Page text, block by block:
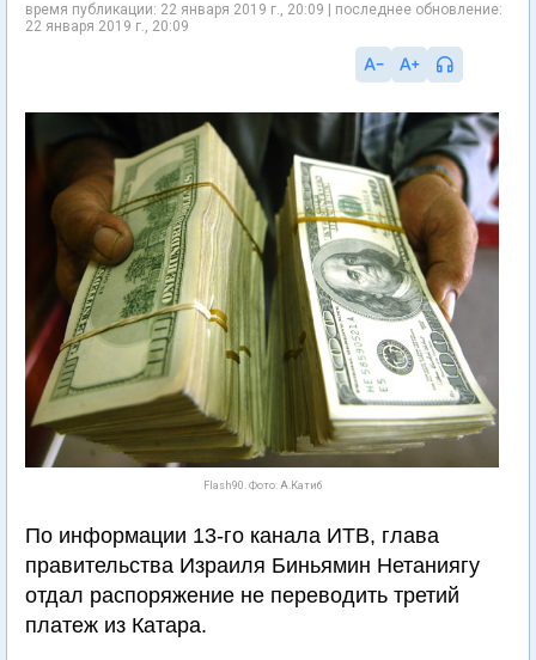
время публикации: 22 января 2019 г., 20:09 | последнее обновление:
22 января 2019 г., 20:09
Flash90. Фото: А.Катиб
По информации 13-го канала ИТВ, глава
правительства Израиля Биньямин Нетаниягу
отдал распоряжение не переводить третий
платеж из Катара.